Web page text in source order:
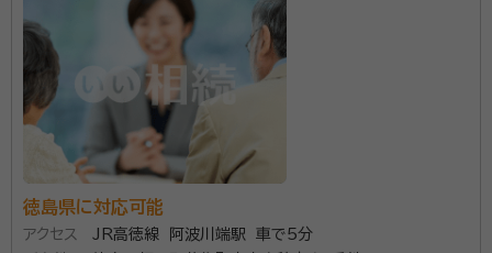
事務所口コミ（抜粋）：
account_circle 満足度 5.0
ご利用時期：2024/8
面談の感想
亡くなった父のことを親身になり聞いてくださった。またわかりやすく相
続の手順を教えてくださり、あとで揉めないための案、考え方などを一緒
に考えてくださり、とても為になった。
大手の事務所なので、安心してお付き合いできる。対応してくださった方
も丁寧に話を聞いて一緒に考えてくれる方だったのでとても良かった。
徳島県に対応可能
アクセス
JR高徳線 阿波川端駅 車で5分